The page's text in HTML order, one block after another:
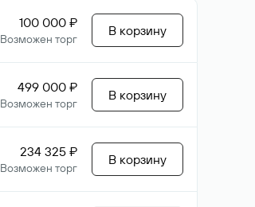
100 000 ₽
Возможен торг
В корзину
499 000 ₽
Возможен торг
В корзину
234 325 ₽
Возможен торг
В корзину